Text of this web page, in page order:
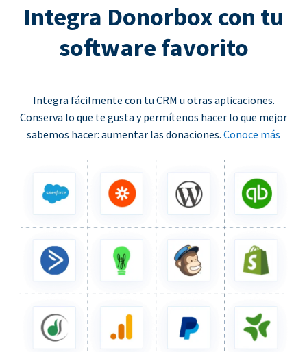
Integra Donorbox con tu
software favorito
Integra fácilmente con tu CRM u otras aplicaciones.
Conserva lo que te gusta y permítenos hacer lo que mejor
sabemos hacer: aumentar las donaciones. Conoce más